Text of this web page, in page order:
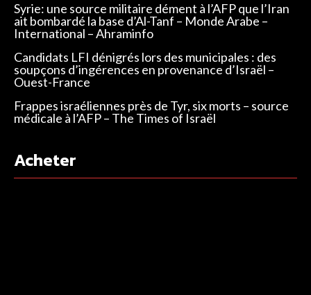
Syrie: une source militaire dément à l’AFP que l’Iran
ait bombardé la base d’Al-Tanf – Monde Arabe –
International – Ahraminfo
Candidats LFI dénigrés lors des municipales : des
soupçons d’ingérences en provenance d’Israël –
Ouest-France
Frappes israéliennes près de Tyr, six morts – source
médicale à l’AFP – The Times of Israël
Acheter